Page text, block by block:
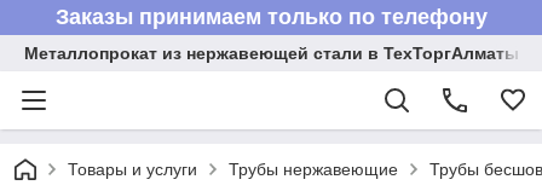
Заказы принимаем только по телефону
Металлопрокат из нержавеющей стали в ТехТоргАлматы
Товары и услуги Трубы нержавеющие Трубы